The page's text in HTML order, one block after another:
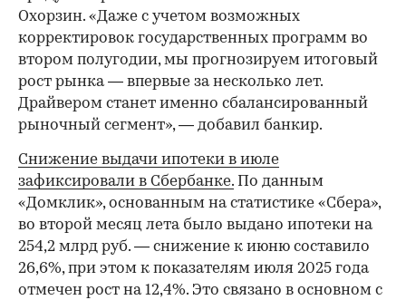
Охорзин. «Даже с учетом возможных
корректировок государственных программ во
втором полугодии, мы прогнозируем итоговый
рост рынка — впервые за несколько лет.
Драйвером станет именно сбалансированный
рыночный сегмент», — добавил банкир.
Снижение выдачи ипотеки в июле
зафиксировали в Сбербанке. По данным
«Домклик», основанным на статистике «Сбера»,
во второй месяц лета было выдано ипотеки на
254,2 млрд руб. — снижение к июню составило
26,6%, при этом к показателям июля 2025 года
отмечен рост на 12,4%. Это связано в основном с